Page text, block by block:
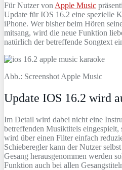
Für Nutzer von Apple Music
Update für IOS 16.2 eine spezielle
iPhone. Wer bisher beim Hören
mitsang, wird die neue Funktion
natürlich der betreffende Songtext
Abb.: Screenshot Apple Music
Update IOS 16.2 wird
Im Detail wird dabei nicht eine
betreffenden Musiktitels eingespielt,
wird über einen Filter einfach
Schieberegler kann der Nutzer
Gesang herausgenommen werden
Funktion auch bei allen